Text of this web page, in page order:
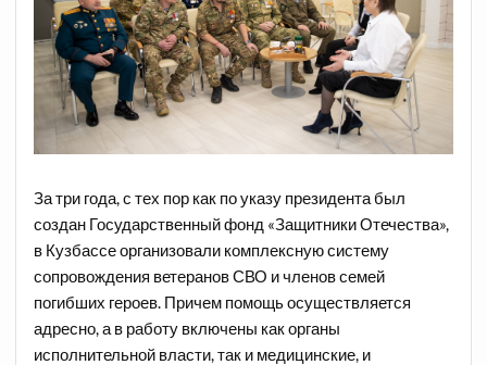
За три года, с тех пор как по указу президента был
создан Государственный фонд «Защитники Отечества»,
в Кузбассе организовали комплексную систему
сопровождения ветеранов СВО и членов семей
погибших героев. Причем помощь осуществляется
адресно, а в работу включены как органы
исполнительной власти, так и медицинские, и